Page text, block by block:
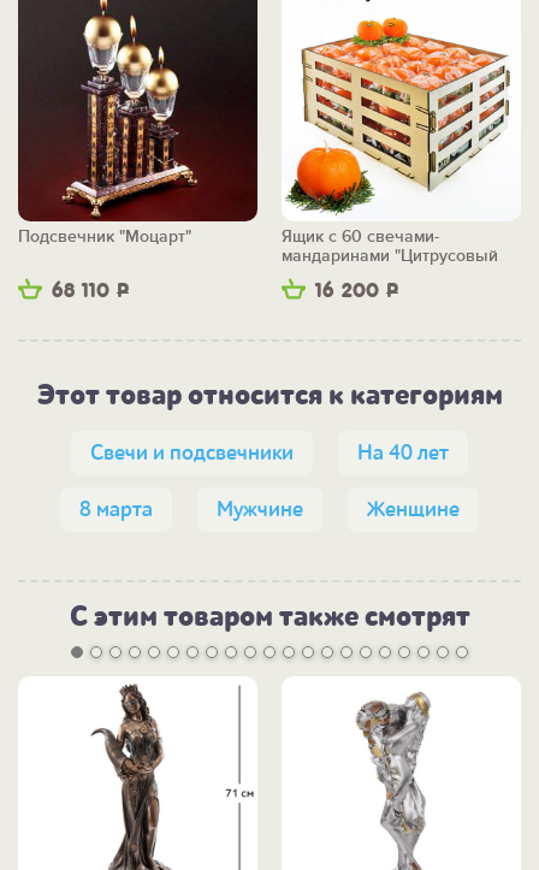
68 110 Р
Подсвечник "Моцарт"
16 200 Р
Ящик с 60 свечами-
мандаринами "Цитрусовый
бум"
Этот товар относится к категориям
Свечи и подсвечники На 40 лет
8 марта Мужчине Женщине
С этим товаром также смотрят